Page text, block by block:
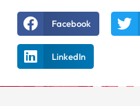
Facebook
LinkedIn